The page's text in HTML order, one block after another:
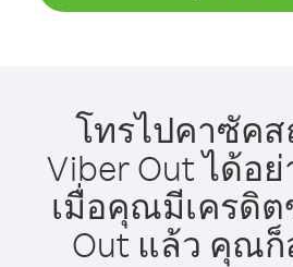
โทรไปคาซัค
Viber Out ได้อ
เมื่อคุณมีเครดิต
Out แล้ว คุณก็